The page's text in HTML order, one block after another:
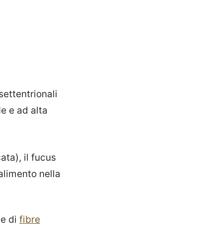
e ad alta
il fucus
nella
di fibre